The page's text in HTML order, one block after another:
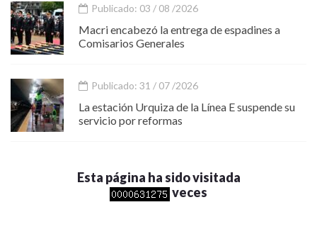
Publicado: 03 / 08 /2026
Macri encabezó la entrega de espadines a
Comisarios Generales
Publicado: 31 / 07 /2026
La estación Urquiza de la Línea E suspende su
servicio por reformas
Esta página ha sido visitada
veces